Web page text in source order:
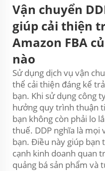
Vận chuyển
giúp cải thiện
Amazon FBA
nào
Sử dụng dịch vụ vận
thể cải thiện đáng kể
bạn. Khi sử dụng công
hưởng quy trình thuận
bạn không còn phải lo
thuế. DDP nghĩa là mọi
bạn. Điều này giúp bạn
cạnh kinh doanh quan
quảng bá sản phẩm và